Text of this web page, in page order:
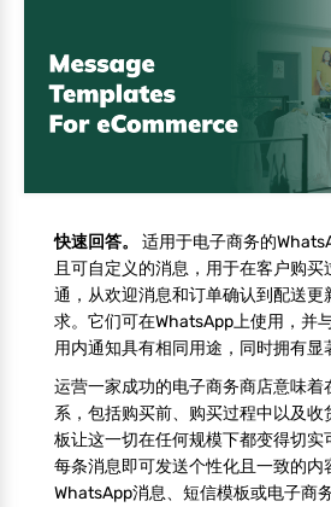
快速回答。
适用于电子商务的
且可自定义的消息，用于在客户购
通，从欢迎消息和订单确认到配送
求。它们可在WhatsApp上使用，并
用内通知具有相同用途，同时拥有显
运营一家成功的电子商务商店意味着
系，包括购买前、购买过程中以及
板让这一切在任何规模下都变得切
每条消息即可发送个性化且一致的
WhatsApp消息、短信模板或电子商